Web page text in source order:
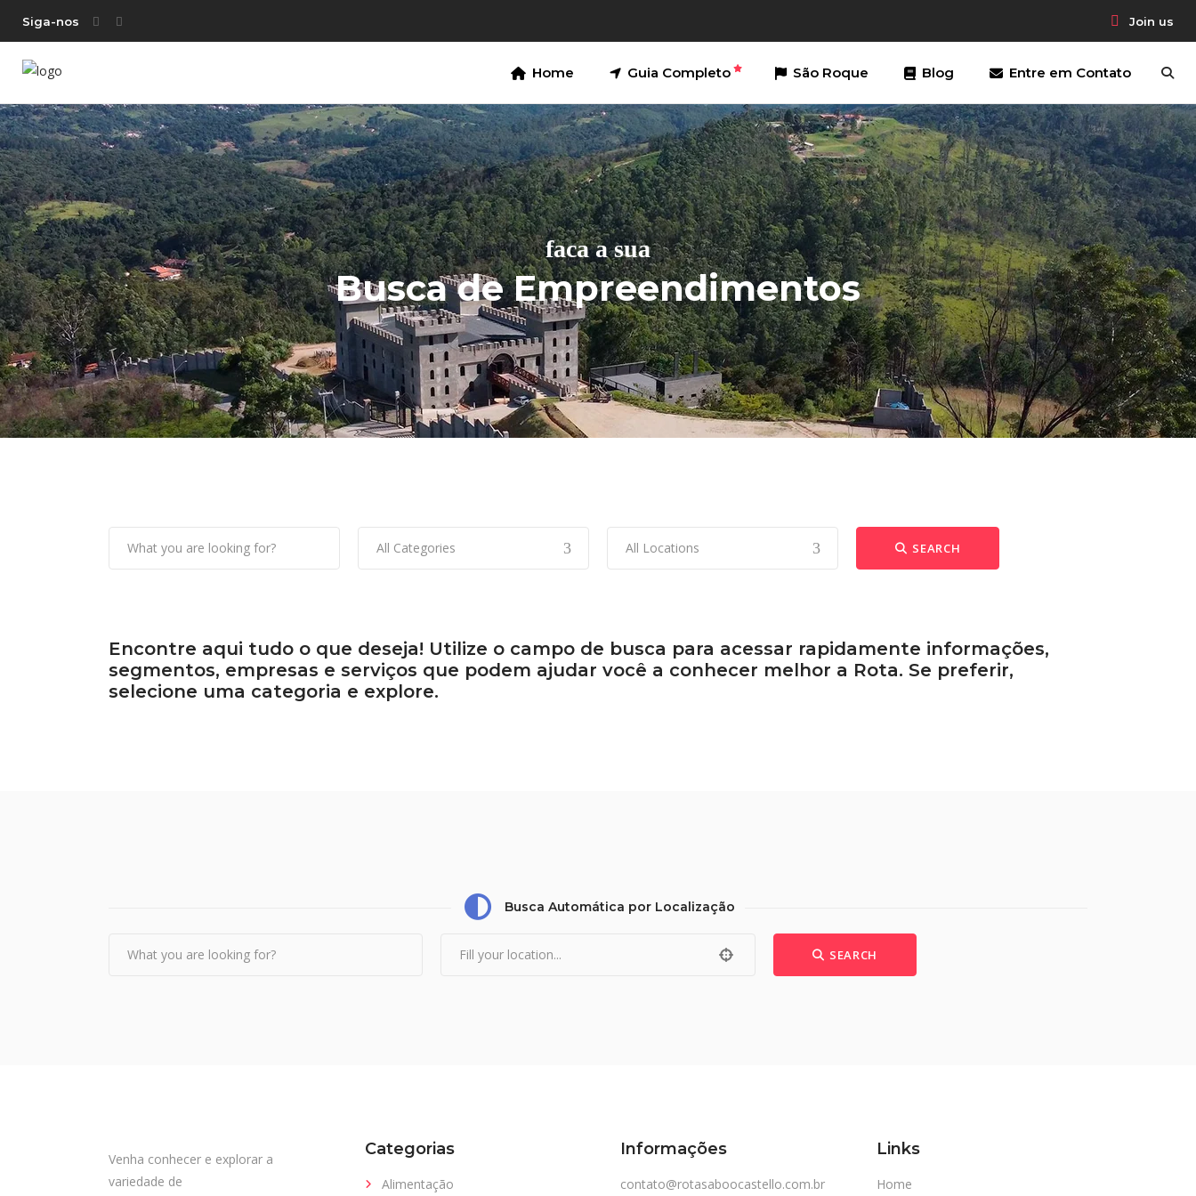
Siga-nos Join us
Home Guia Completo São Roque Blog Entre em Contato
faca a sua
Busca de Empreendimentos
All Categories All Locations SEARCH
Encontre aqui tudo o que deseja! Utilize o campo de busca para acessar rapidamente informações,
segmentos, empresas e serviços que podem ajudar você a conhecer melhor a Rota. Se preferir,
selecione uma categoria e explore.
Busca Automática por Localização
SEARCH
Venha conhecer e explorar a
variedade de
Categorias
Alimentação
Informações
contato@rotasaboocastello.com.br
Links
Home